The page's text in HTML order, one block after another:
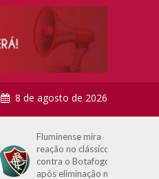
8 de agosto de 2026
Fluminense mira
reação no clássico
contra o Botafogo
após eliminação na